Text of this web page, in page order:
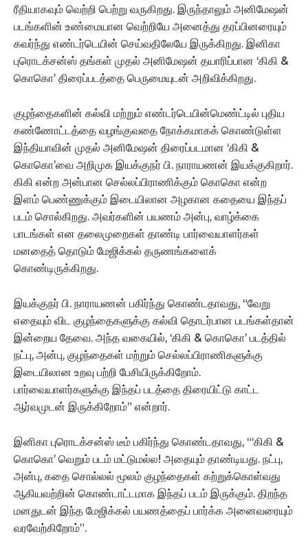
ரீதியாகவும் வெற்றி பெற்று வருகிறது. இருந்தாலும் அனிமேஷன்
படங்களின் உண்மையான வெற்றியே அனைத்து தரப்பினரையும்
கவர்ந்து எண்டர்டெயின் செய்வதிலேயே இருக்கிறது. இனிகா
புரொடக்சன்ஸ் தங்கள் முதல் அனிமேஷன் தயாரிப்பான ‘கிகி &
கொகொ’ திரைப்படத்தை பெருமையுடன் அறிவிக்கிறது.
குழந்தைகளின் கல்வி மற்றும் எண்டர்டெயின்மெண்ட்டில் புதிய
கண்ணோட்டத்தை வழங்குவதை நோக்கமாகக் கொண்டுள்ள
இந்தியாவின் முதல் அனிமேஷன் திரைப்படமான ‘கிகி &
கொகொ’வை அறிமுக இயக்குநர் பி. நாராயணன் இயக்குகிறார்.
கிகி என்ற அன்பான செல்லப்பிராணிக்கும் கொகொ என்ற
இளம் பெண்ணுக்கும் இடையிலான அழகான கதையை இந்தப்
படம் சொல்கிறது. அவர்களின் பயணம் அன்பு, வாழ்க்கை
பாடங்கள் என தலைமுறைகள் தாண்டி பார்வையாளர்கள்
மனதைத் தொடும் மேஜிக்கல் தருணங்களைக்
கொண்டிருக்கிறது.
இயக்குநர் பி. நாராயணன் பகிர்ந்து கொண்டதாவது, “வேறு
எதையும் விட குழந்தைகளுக்கு கல்வி தொடர்பான படங்கள்தான்
இன்றைய தேவை. அந்த வகையில், ‘கிகி & கொகொ’ படத்தில்
நட்பு, அன்பு, குழந்தைகள் மற்றும் செல்லப்பிராணிகளுக்கு
இடையிலான உறவு பற்றி பேசியிருக்கிறோம்.
பார்வையாளர்களுக்கு இந்தப் படத்தை திரையிட்டு காட்ட
ஆர்வமுடன் இருக்கிறோம்” என்றார்.
இனிகா புரொடக்சன்ஸ் டீம் பகிர்ந்து கொண்டதாவது, “‘கிகி &
கொகொ’ வெறும் படம் மட்டுமல்ல! அதையும் தாண்டியது. நட்பு,
அன்பு, கதை சொல்லல் மூலம் குழந்தைகள் கற்றுக்கொள்வது
ஆகியவற்றின் கொண்டாட்டமாக இந்தப் படம் இருக்கும். திறந்த
மனதுடன் இந்த மேஜிக்கல் பயணத்தைப் பார்க்க அனைவரையும்
வரவேற்கிறோம்”.